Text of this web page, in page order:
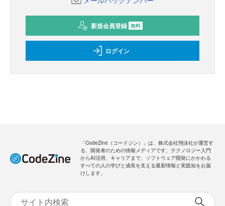
新規会員登録 無料
ログイン
「CodeZine（コードジン）」は、株式会社翔泳社が運営す
る、開発者のための情報メディアです。テクノロジー入門
からAI活用、キャリアまで、ソフトウェア開発にかかわる
すべての人の学びと成長を支える最新情報と実践知をお届
けします。